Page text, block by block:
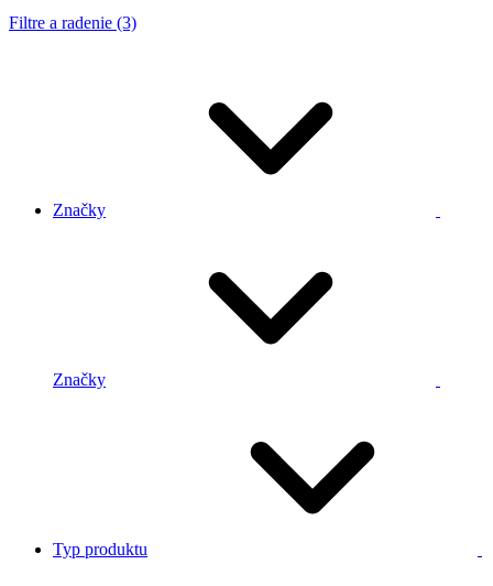
Filtre a radenie (3)
Značky
Značky
Typ produktu